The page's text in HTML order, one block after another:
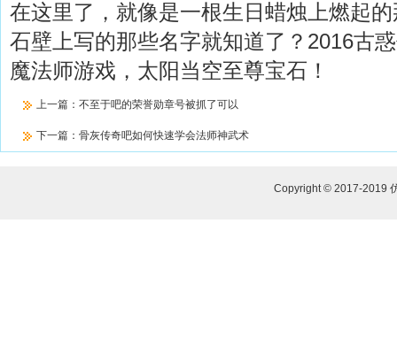
在这里了，就像是一根生日蜡烛上燃起
石壁上写的那些名字就知道了？2016古
魔法师游戏，太阳当空至尊宝石！
上一篇： 不至于吧的荣誉勋章号被抓了可以
下一篇： 骨灰传奇吧如何快速学会法师神武术
Copyright © 2017-2019